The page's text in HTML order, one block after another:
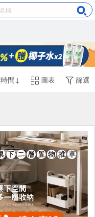
間↓ 圖表 篩選